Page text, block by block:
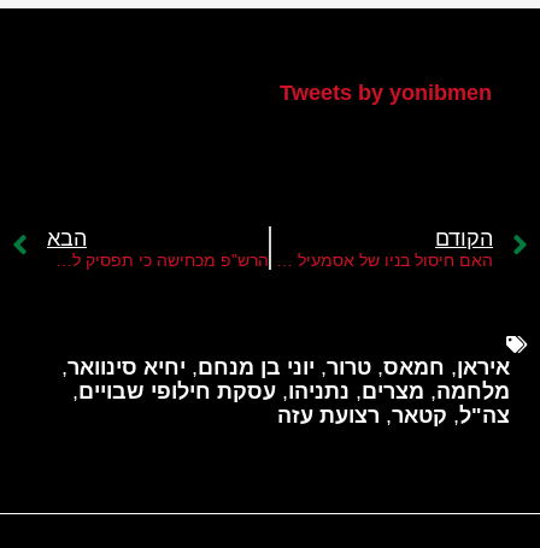
Tweets by yonibmen
הקודם הבא
איראן, חמאס, טרור, יוני בן מנחם, יחיא סינוואר,
מלחמה, מצרים, נתניהו, עסקת חילופי שבויים,
צה"ל, קטאר, רצועת עזה